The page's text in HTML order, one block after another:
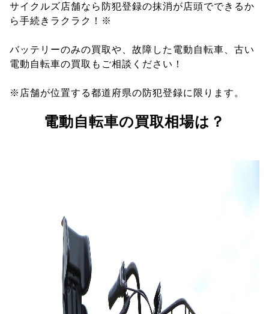
サイクルズ店舗なら防犯登録の抹消が店頭でできるか
ら手続きラクラク！※
バッテリーのみの買取や、故障した電動自転車、古い
電動自転車の買取もご相談ください！
※店舗が位置する都道府県の防犯登録に限ります。
電動自転車の買取相場は？